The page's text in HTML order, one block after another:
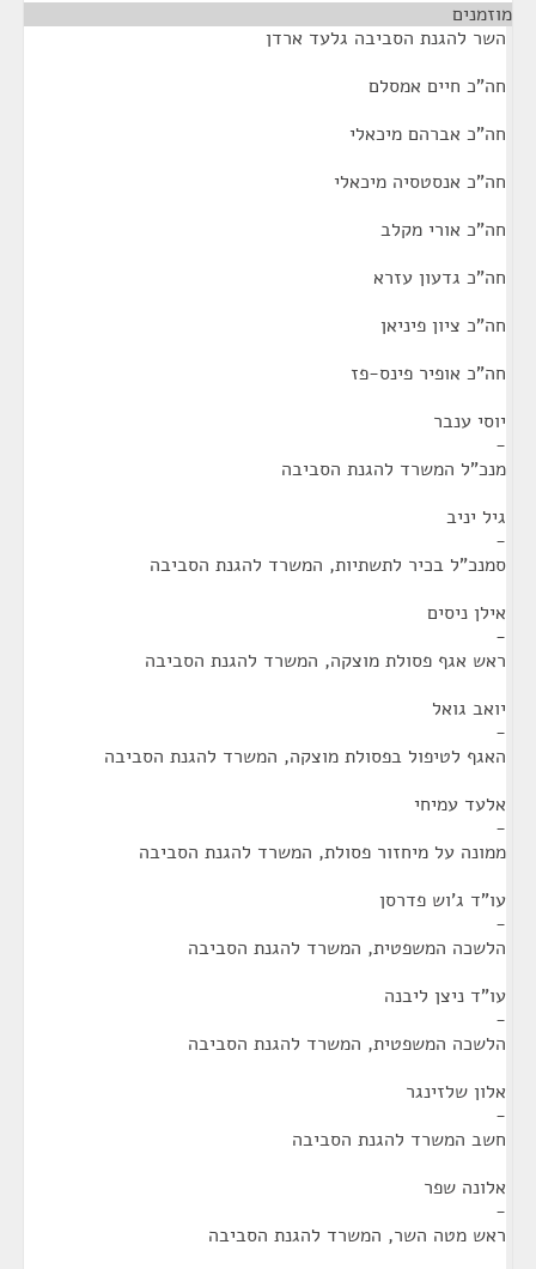
מוזמנים
השר להגנת הסביבה גלעד ארדן
חה"כ חיים אמסלם
חה"כ אברהם מיכאלי
חה"כ אנסטסיה מיכאלי
חה"כ אורי מקלב
חה"כ גדעון עזרא
חה"כ ציון פיניאן
חה"כ אופיר פינס-פז
יוסי ענבר
-
מנכ"ל המשרד להגנת הסביבה
גיל יניב
-
סמנכ"ל בכיר לתשתיות, המשרד להגנת הסביבה
אילן ניסים
-
ראש אגף פסולת מוצקה, המשרד להגנת הסביבה
יואב גואל
-
האגף לטיפול בפסולת מוצקה, המשרד להגנת הסביבה
אלעד עמיחי
-
ממונה על מיחזור פסולת, המשרד להגנת הסביבה
עו"ד ג'וש פדרסן
-
הלשכה המשפטית, המשרד להגנת הסביבה
עו"ד ניצן ליבנה
-
הלשכה המשפטית, המשרד להגנת הסביבה
אלון שלזינגר
-
חשב המשרד להגנת הסביבה
אלונה שפר
-
ראש מטה השר, המשרד להגנת הסביבה